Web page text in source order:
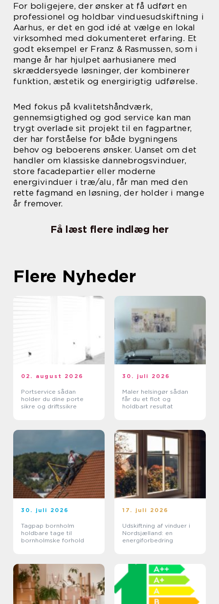
For boligejere, der ønsker at få udført en
professionel og holdbar vinduesudskiftning i
Aarhus, er det en god idé at vælge en lokal
virksomhed med dokumenteret erfaring. Et
godt eksempel er Franz & Rasmussen, som i
mange år har hjulpet aarhusianere med
skræddersyede løsninger, der kombinerer
funktion, æstetik og energirigtig udførelse.
Med fokus på kvalitetshåndværk,
gennemsigtighed og god service kan man
trygt overlade sit projekt til en fagpartner,
der har forståelse for både bygningens
behov og beboerens ønsker. Uanset om det
handler om klassiske dannebrogsvinduer,
store facadepartier eller moderne
energivinduer i træ/alu, får man med den
rette fagmand en løsning, der holder i mange
år fremover.
Få læst flere indlæg her
Flere Nyheder
02. august 2026
Portservice sådan
holder du dine porte
sikre og driftssikre
30. juli 2026
Maler helsingør sådan
får du et flot og
holdbart resultat
30. juli 2026
Tagpap bornholm
holdbare tage til
bornholmske forhold
17. juli 2026
Udskiftning af vinduer i
Nordsjælland: en
energiforbedring